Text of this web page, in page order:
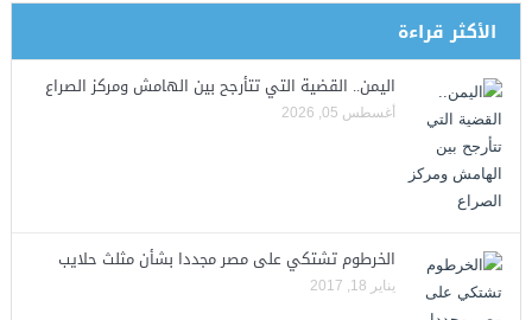
الأكثر قراءة
اليمن.. القضية التي تتأرجح بين الهامش ومركز الصراع
أغسطس 05, 2026
الخرطوم تشتكي على مصر مجددا بشأن مثلث حلايب
يناير 18, 2017